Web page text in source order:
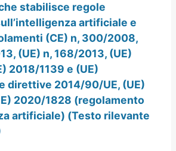
stabilisce regole
artificiale e
(CE) n, 300/2008,
(UE) n, 168/2013, (UE)
2018/1139 e (UE)
direttive 2014/90/UE, (UE)
2020/1828 (regolamento
artificiale) (Testo rilevante